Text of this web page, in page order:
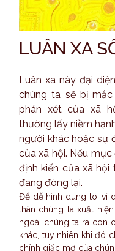
LUÂN XA
Luân xa này đại
chúng ta sẽ bị
phán xét của xã
thường lấy niềm
người khác hoặc sự
của xã hội. Nếu
định kiến của xã hội
đang đóng lại.
Để dễ hình dung tôi ví
thân chúng ta xuất
ngoài chúng ta ra còn
khác, tuy nhiên khi đó
chính giấc mơ của